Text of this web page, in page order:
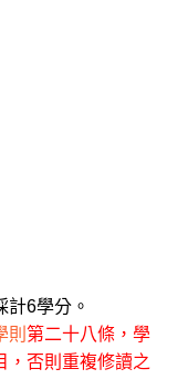
計6學分。
則第二十八條，學
，否則重複修讀之